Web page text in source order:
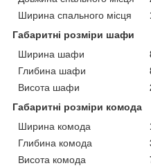
Ширина спального місця
Габаритні розміри шафи
Ширина шафи
Глибина шафи
Висота шафи
Габаритні розміри комода
Ширина комода
Глибина комода
Висота комода